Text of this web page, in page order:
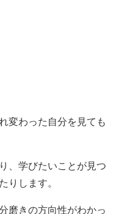
変わった自分を見ても
、学びたいことが見つ
りします。
磨きの方向性がわかっ